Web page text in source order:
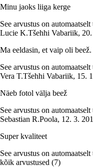
Minu jaoks liiga kerge
See arvustus on
Lucie K.Tšehhi Vabariik,
Ma eeldasin, et vaip oli
See arvustus on
Vera T.Tšehhi Vabariik, 15.
Näeb fotol välja beež
See arvustus on
Sebastian R.Poola, 12. 3.
Super kvaliteet
See arvustus on
kõik arvustused (7)